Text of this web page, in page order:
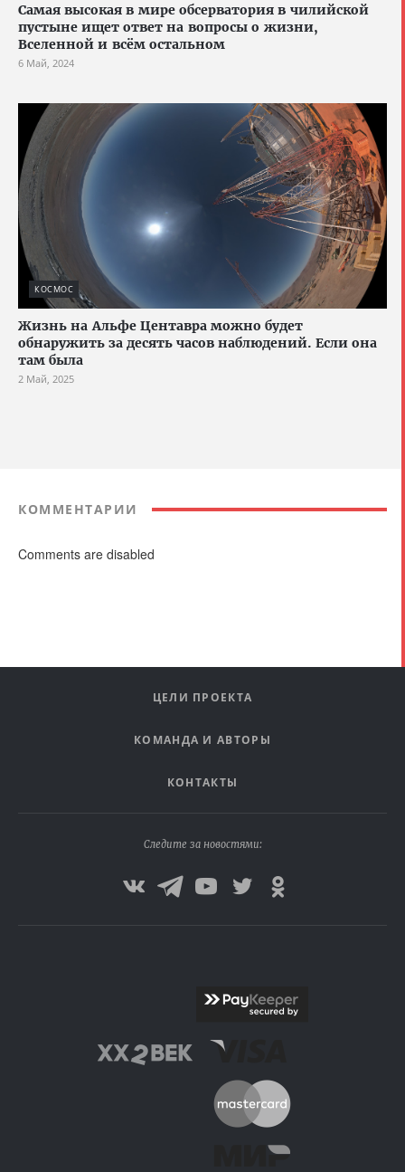
Самая высокая в мире обсерватория в чилийской
пустыне ищет ответ на вопросы о жизни,
Вселенной и всём остальном
6 Май, 2024
КОСМОС
Жизнь на Альфе Центавра можно будет
обнаружить за десять часов наблюдений. Если она
там была
2 Май, 2025
КОММЕНТАРИИ
Comments are disabled
ЦЕЛИ ПРОЕКТА
КОМАНДА И АВТОРЫ
КОНТАКТЫ
Следите за новостями: